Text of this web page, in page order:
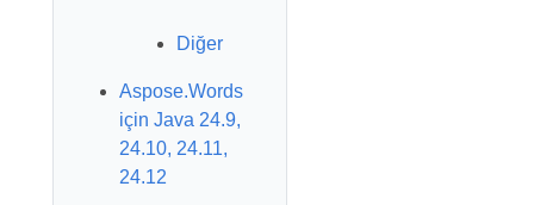
Diğer
Aspose.Words
için Java 24.9,
24.10, 24.11,
24.12